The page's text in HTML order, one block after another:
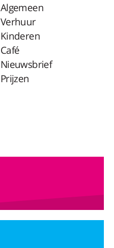
Algemeen
Verhuur
Kinderen
Café
Nieuwsbrief
Prijzen